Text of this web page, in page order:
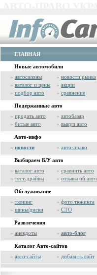
ГЛАВНАЯ
Новые автомобили
» автосалоны » новости рынка
» каталог и цены » акции
» подбор авто » сравнение
Подержанные авто
» продать авто » автобазар
» битые авто » выкуп авто
Авто-инфо
» новости » авто-право
Выбираем Б/У авто
» каталог авто » сравнить авто
» тест-драйвы » отзывы об авто
Обслуживание
» тюнинг » фото тюнинга
» шины/диски » СТО
Развлечения
» анекдоты » авто-блог
Каталог Авто-сайтов
» авто-сайты » добавить сайт